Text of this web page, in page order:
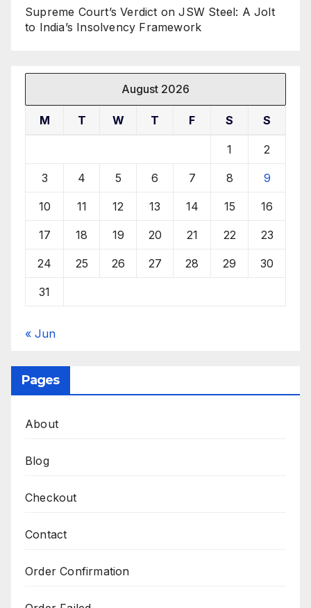
Supreme Court’s Verdict on JSW Steel: A Jolt
to India’s Insolvency Framework
August 2026
M T W T F S S
1 2
3 4 5 6 7 8 9
10 11 12 13 14 15 16
17 18 19 20 21 22 23
24 25 26 27 28 29 30
31
« Jun
Pages
About
Blog
Checkout
Contact
Order Confirmation